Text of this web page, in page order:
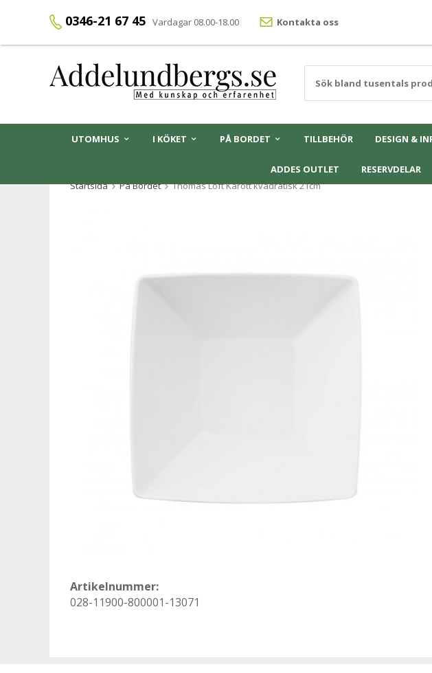
0346-21 67 45 Vardagar 08.00-18.00 Kontakta oss
UTOMHUS I KÖKET PÅ BORDET TILLBEHÖR DESIGN &
ADDES OUTLET RESERVDELAR
Startsida
På Bordet Thomas Loft Karott kvadratisk 21cm
Artikelnummer:
028-11900-800001-13071